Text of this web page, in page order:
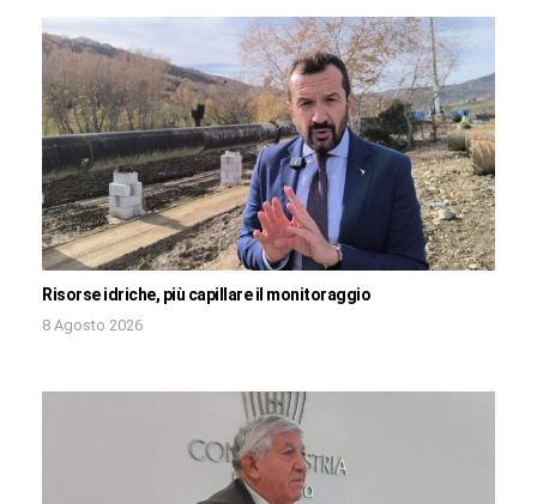
Risorse idriche, più capillare il monitoraggio
8 Agosto 2026